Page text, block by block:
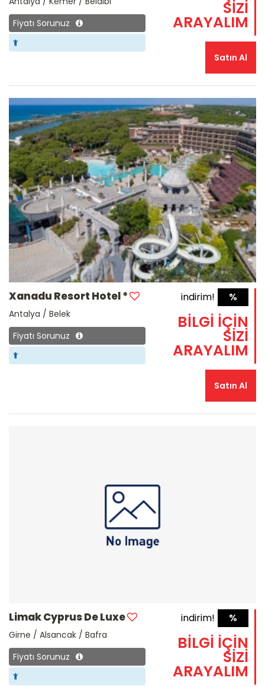
Fiyatı Sorunuz
SİZİ
ARAYALIM
Satın Al
Xanadu Resort Hotel *
Antalya / Belek
Fiyatı Sorunuz
%
indirim!
BİLGİ İÇİN
SİZİ
ARAYALIM
Satın Al
Limak Cyprus De Luxe
Girne / Alsancak / Bafra
Fiyatı Sorunuz
%
indirim!
BİLGİ İÇİN
SİZİ
ARAYALIM